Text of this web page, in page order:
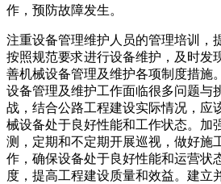
作，预防故障发生。
注重设备管理维护人员的管理培训，
按照规范要求进行设备维护，及时发
善机械设备管理及维护各项制度措施
设备管理及维护工作面临很多问题与
战，结合公路工程建设实际情况，应
械设备处于良好性能和工作状态。加
测，定期和不定期开展巡视，做好施
作，确保设备处于良好性能和运营状
度，提高工程建设质量和效益。建立